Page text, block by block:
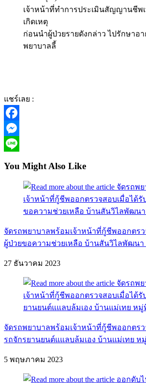
เจ้าหน้าที่ทำการประเมินสัญญานชีพ
เกิดเหตุ
ก่อนนำผู้ป่วยรายดังกล่าว ไปรักษาอา
พยาบาลลี้
แชร์เลย :
Facebook
Messenger
You Might Also Like
จัดรถพยาบาลพร้อมเจ้าหน้าที่กู้ชีพออกตรว
ผู้ป่วยขอความช่วยเหลือ บ้านสันวิไลพัฒนา
27 ธันวาคม 2023
จัดรถพยาบาลพร้อมเจ้าหน้าที่กู้ชีพออกตรว
รถจักรยานยนต์แแลบล้มเอง บ้านแม่เทย ห
5 พฤษภาคม 2023